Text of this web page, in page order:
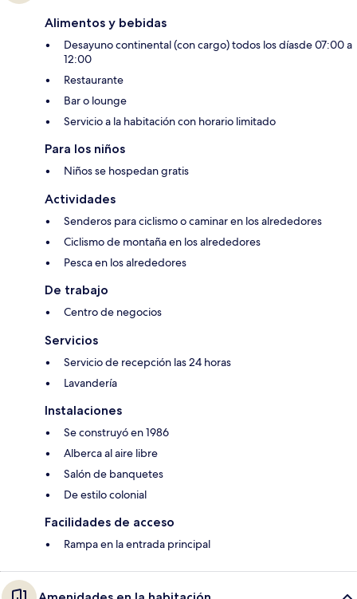
Alimentos y bebidas
Desayuno continental (con cargo) todos los díasde 07:00 a
12:00
Restaurante
Bar o lounge
Servicio a la habitación con horario limitado
Para los niños
Niños se hospedan gratis
Actividades
Senderos para ciclismo o caminar en los alrededores
Ciclismo de montaña en los alrededores
Pesca en los alrededores
De trabajo
Centro de negocios
Servicios
Servicio de recepción las 24 horas
Lavandería
Instalaciones
Se construyó en 1986
Alberca al aire libre
Salón de banquetes
De estilo colonial
Facilidades de acceso
Rampa en la entrada principal